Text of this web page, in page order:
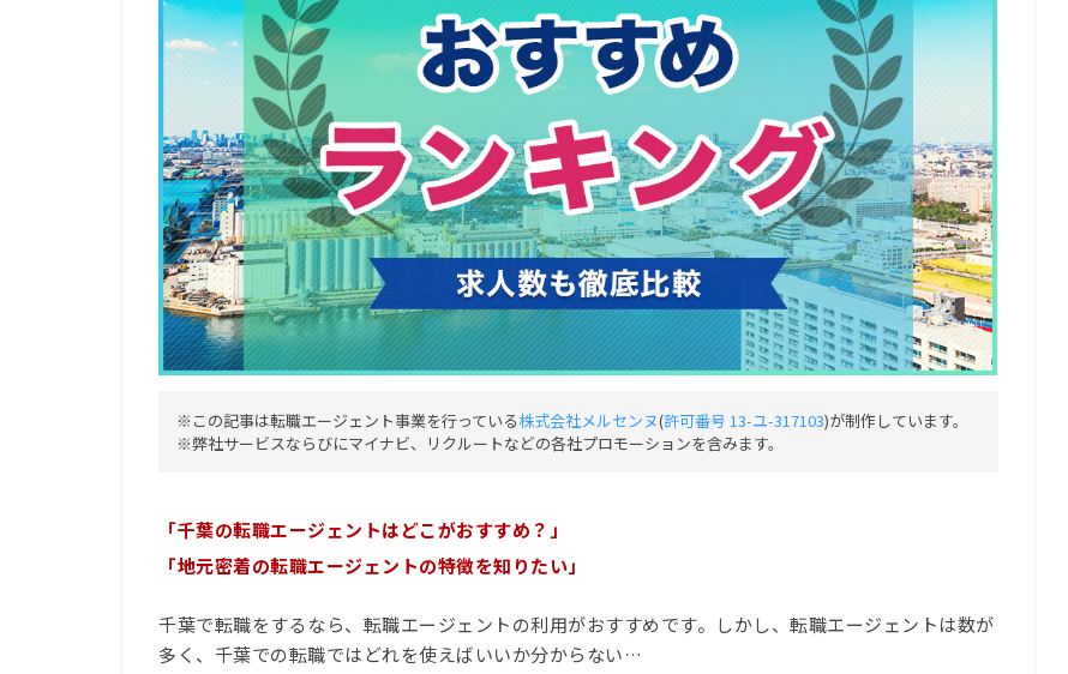
※この記事は転職エージェント事業を行っている株式会社メルセンヌ(許可番号 13-ユ-317103)が制作しています。
※弊社サービスならびにマイナビ、リクルートなどの各社プロモーションを含みます。
「千葉の転職エージェントはどこがおすすめ？」
「地元密着の転職エージェントの特徴を知りたい」
千葉で転職をするなら、転職エージェントの利用がおすすめです。しかし、転職エージェントは数が
多く、千葉での転職ではどれを使えばいいか分からない…